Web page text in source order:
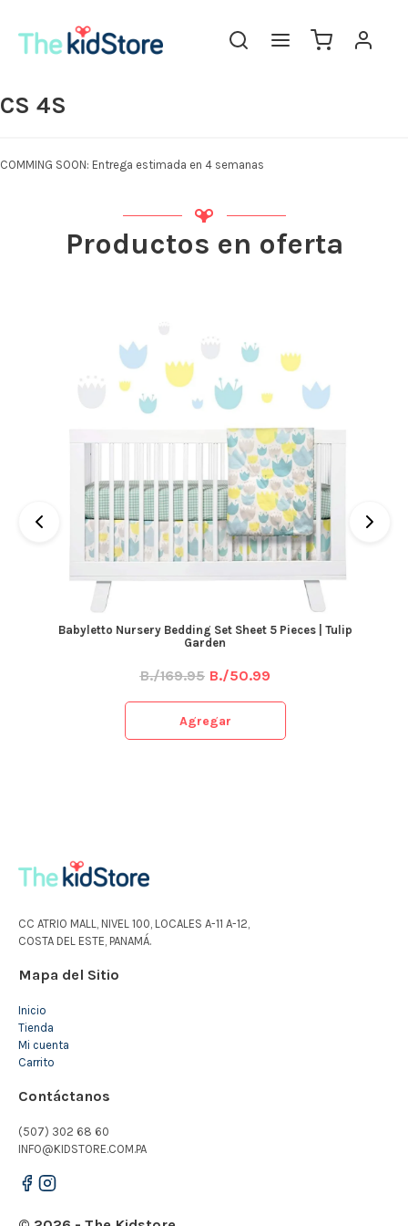
CS 4S
COMMING SOON: Entrega estimada en 4 semanas
Productos en oferta
Babyletto Nursery Bedding Set Sheet 5 Pieces | Tulip
Garden
B./169.95 B./50.99
Agregar
CC ATRIO MALL, NIVEL 100, LOCALES A-11 A-12,
COSTA DEL ESTE, PANAMÁ.
Mapa del Sitio
Inicio
Tienda
Mi cuenta
Carrito
Contáctanos
(507) 302 68 60
INFO@KIDSTORE.COM.PA